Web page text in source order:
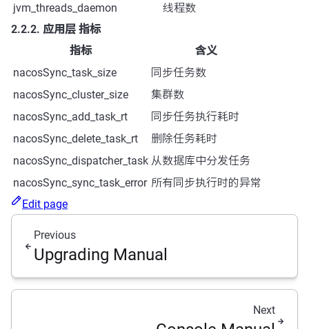
jvm_threads_daemon
线程数
2.2.2. 应用层 指标
指标
含义
nacosSync_task_size
同步任务数
nacosSync_cluster_size
集群数
nacosSync_add_task_rt
同步任务执行耗时
nacosSync_delete_task_rt
删除任务耗时
nacosSync_dispatcher_task 从数据库中分发任务
nacosSync_sync_task_error 所有同步执行时的异常
Edit page
Previous
Upgrading Manual
Next